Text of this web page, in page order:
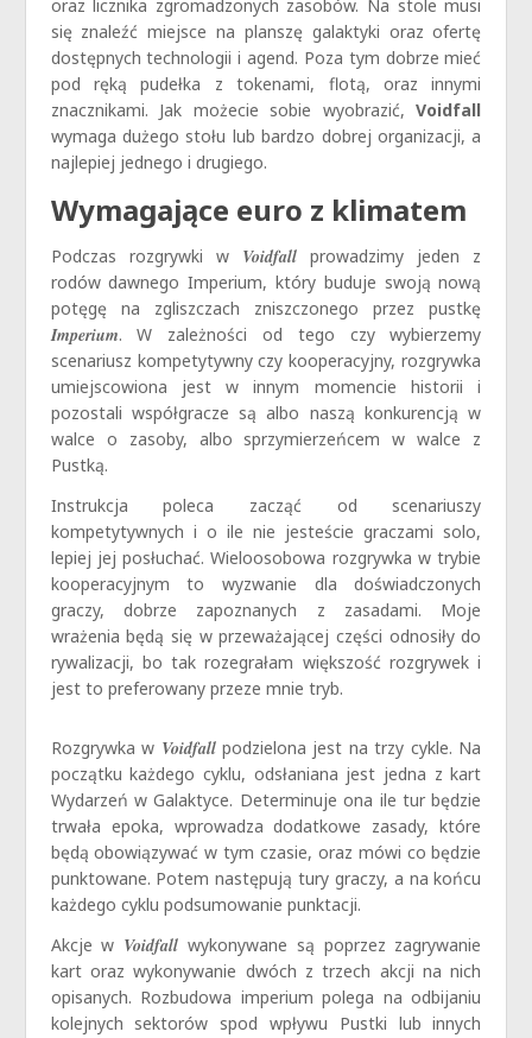
oraz licznika zgromadzonych zasobów. Na stole musi
się znaleźć miejsce na planszę galaktyki oraz ofertę
dostępnych technologii i agend. Poza tym dobrze mieć
pod ręką pudełka z tokenami, flotą, oraz innymi
znacznikami. Jak możecie sobie wyobrazić,Voidfall
wymaga dużego stołu lub bardzo dobrej organizacji, a
najlepiej jednego i drugiego.
Wymagające euro z klimatem
Podczas rozgrywki w Voidfall prowadzimy jeden z
rodów dawnego Imperium, który buduje swoją nową
potęgę na zgliszczach zniszczonego przez pustkę
Imperium. W zależności od tego czy wybierzemy
scenariusz kompetytywny czy kooperacyjny, rozgrywka
umiejscowiona jest w innym momencie historii i
pozostali współgracze są albo naszą konkurencją w
walce o zasoby, albo sprzymierzeńcem w walce z
Pustką.
Instrukcja poleca zacząć od scenariuszy
kompetytywnych i o ile nie jesteście graczami solo,
lepiej jej posłuchać. Wieloosobowa rozgrywka w trybie
kooperacyjnym to wyzwanie dla doświadczonych
graczy, dobrze zapoznanych z zasadami. Moje
wrażenia będą się w przeważającej części odnosiły do
rywalizacji, bo tak rozegrałam większość rozgrywek i
jest to preferowany przeze mnie tryb.
Rozgrywka w Voidfall podzielona jest na trzy cykle. Na
początku każdego cyklu, odsłaniana jest jedna z kart
Wydarzeń w Galaktyce. Determinuje ona ile tur będzie
trwała epoka, wprowadza dodatkowe zasady, które
będą obowiązywać w tym czasie, oraz mówi co będzie
punktowane. Potem następują tury graczy, a na końcu
każdego cyklu podsumowanie punktacji.
Akcje w Voidfall wykonywane są poprzez zagrywanie
kart oraz wykonywanie dwóch z trzech akcji na nich
opisanych. Rozbudowa imperium polega na odbijaniu
kolejnych sektorów spod wpływu Pustki lub innych